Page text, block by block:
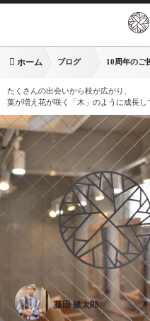
ホーム ブログ 10周年のご
たくさんの出会いから枝が広がり、
葉が増え花が咲く「木」のように成長し
藤田 健太郎